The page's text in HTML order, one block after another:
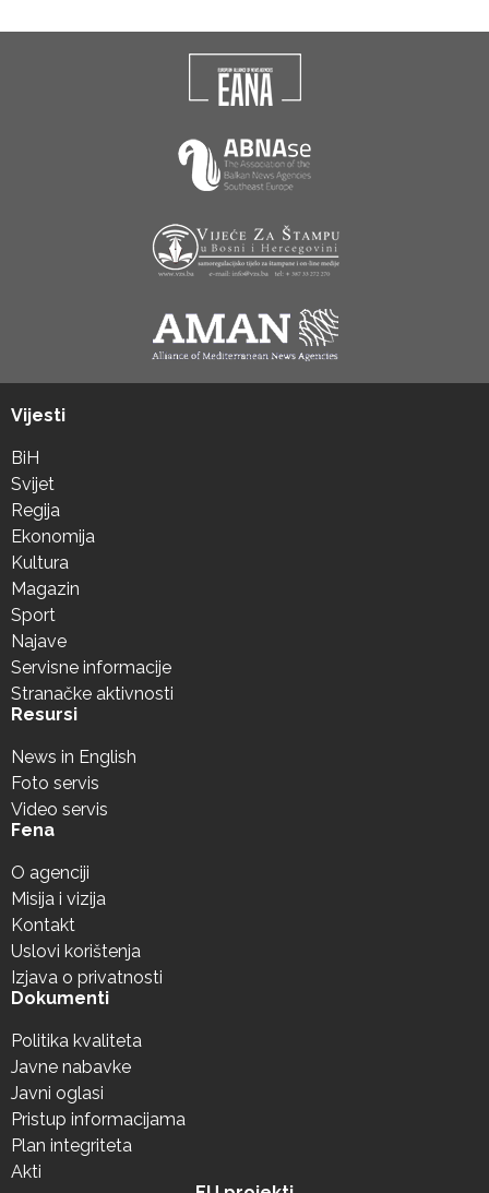
Vijesti
BiH
Svijet
Regija
Ekonomija
Kultura
Magazin
Sport
Najave
Servisne informacije
Stranačke aktivnosti
Resursi
News in English
Foto servis
Video servis
Fena
O agenciji
Misija i vizija
Kontakt
Uslovi korištenja
Izjava o privatnosti
Dokumenti
Politika kvaliteta
Javne nabavke
Javni oglasi
Pristup informacijama
Plan integriteta
Akti